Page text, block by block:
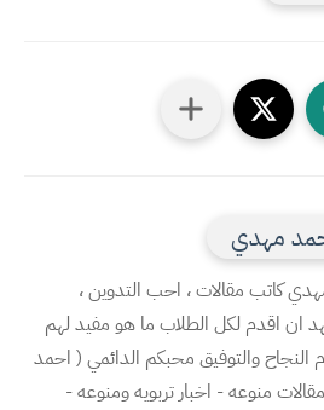
مهدي
كاتب مقالات ، احب التدوين ،
ان اقدم لكل الطلاب ما هو مفيد لهم
النجاح والتوفيق محبكم الدائمي ( احمد
منوعه - اخبار تربويه ومنوعه -